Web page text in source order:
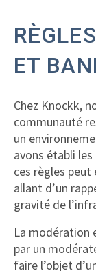
ET
Chez Knockk,
communauté
un
avons établi
ces règles
allant d’un
gravité de
La modération
par un
faire l’objet